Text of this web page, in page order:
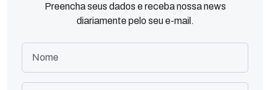
Preencha seus dados e receba nossa news
diariamente pelo seu e-mail.